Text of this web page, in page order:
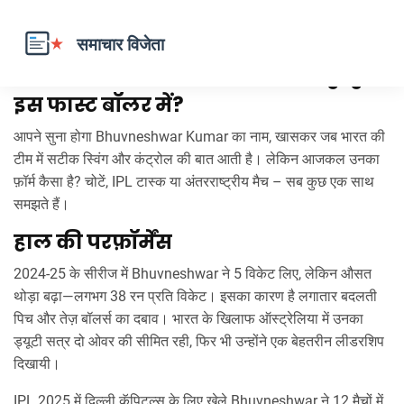
Bhuvneshwar Kumar: क्या चल रहा है
इस फास्ट बॉलर में?
आपने सुना होगा Bhuvneshwar Kumar का नाम, खासकर जब भारत की
टीम में सटीक स्विंग और कंट्रोल की बात आती है। लेकिन आजकल उनका
फ़ॉर्म कैसा है? चोटें, IPL टास्क या अंतरराष्ट्रीय मैच – सब कुछ एक साथ
समझते हैं।
हाल की परफ़ॉर्मेंस
2024‑25 के सीरीज में Bhuvneshwar ने 5 विकेट लिए, लेकिन औसत
थोड़ा बढ़ा—लगभग 38 रन प्रति विकेट। इसका कारण है लगातार बदलती
पिच और तेज़ बॉलर्स का दबाव। भारत के खिलाफ ऑस्ट्रेलिया में उनका
ड्यूटी सत्र दो ओवर की सीमित रही, फिर भी उन्होंने एक बेहतरीन लीडरशिप
दिखायी।